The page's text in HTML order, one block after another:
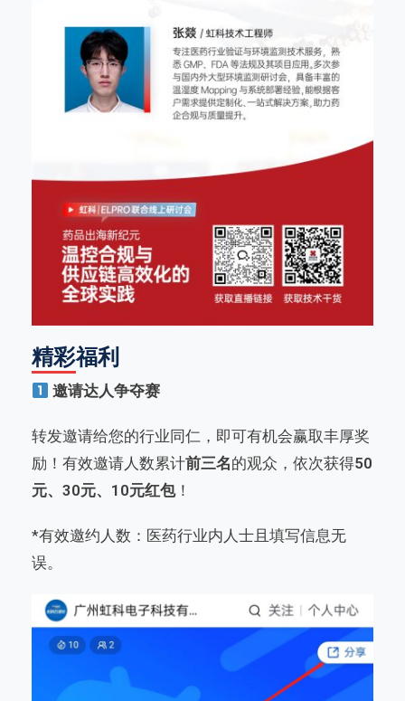
精彩福利
邀请达人争夺赛
转发邀请给您的行业同仁，即可有机会赢取丰厚奖
励！有效邀请人数累计前三名的观众，依次获得50
元、30元、10元红包！
*有效邀约人数：医药行业内人士且填写信息无
误。